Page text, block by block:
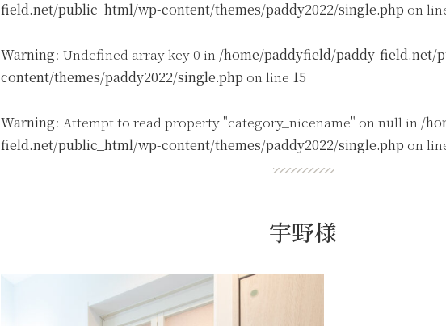
field.net/public_html/wp-content/themes/paddy2022/single.php on
Warning: Undefined array key 0 in /home/paddyfield/paddy-field.net/
content/themes/paddy2022/single.php on line 15
Warning: Attempt to read property "category_nicename" on null in /
field.net/public_html/wp-content/themes/paddy2022/single.php on
宇野様